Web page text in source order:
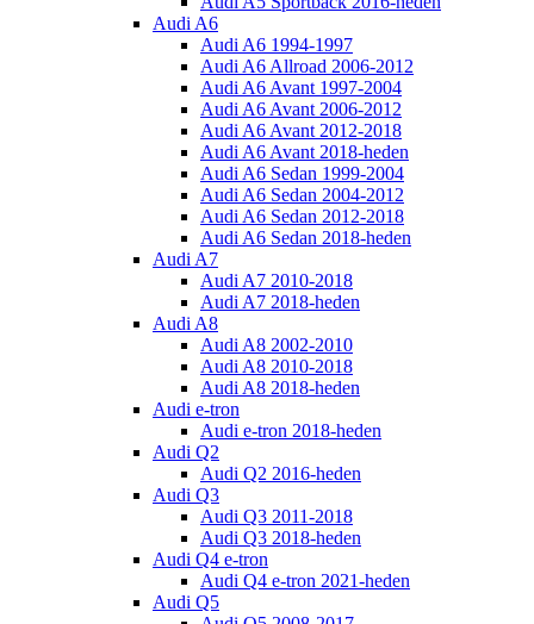
Audi A6
Audi A6 1994-1997
Audi A6 Allroad 2006-2012
Audi A6 Avant 1997-2004
Audi A6 Avant 2006-2012
Audi A6 Avant 2012-2018
Audi A6 Avant 2018-heden
Audi A6 Sedan 1999-2004
Audi A6 Sedan 2004-2012
Audi A6 Sedan 2012-2018
Audi A6 Sedan 2018-heden
Audi A7
Audi A7 2010-2018
Audi A7 2018-heden
Audi A8
Audi A8 2002-2010
Audi A8 2010-2018
Audi A8 2018-heden
Audi e-tron
Audi e-tron 2018-heden
Audi Q2
Audi Q2 2016-heden
Audi Q3
Audi Q3 2011-2018
Audi Q3 2018-heden
Audi Q4 e-tron
Audi Q4 e-tron 2021-heden
Audi Q5